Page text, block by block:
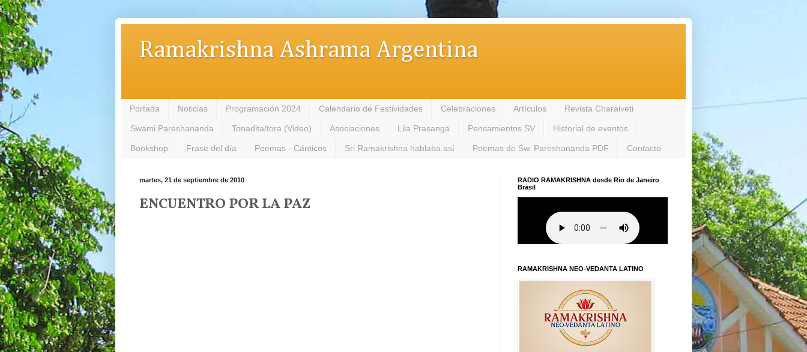
Ramakrishna Ashrama Argentina
Portada Noticias Programación 2024 Calendario de Festividades Celebraciones Artículos Revista Charaiveti
Swami Pareshananda Tonadita/tora (Video) Asociaciones Lila Prasanga Pensamientos SV Historial de eventos
Bookshop Frase del día Poemas - Cánticos Sri Ramakrishna hablaba así Poemas de Sw. Pareshananda PDF Contacto
martes, 21 de septiembre de 2010
ENCUENTRO POR LA PAZ
RADIO RAMAKRISHNA desde Rio de Janeiro
Brasil
RAMAKRISHNA NEO-VEDANTA LATINO